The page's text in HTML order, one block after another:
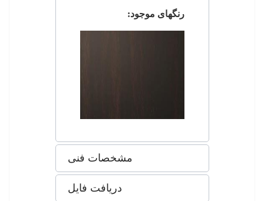
رنگهای موجود:
مشخصات فنی
دریافت فایل